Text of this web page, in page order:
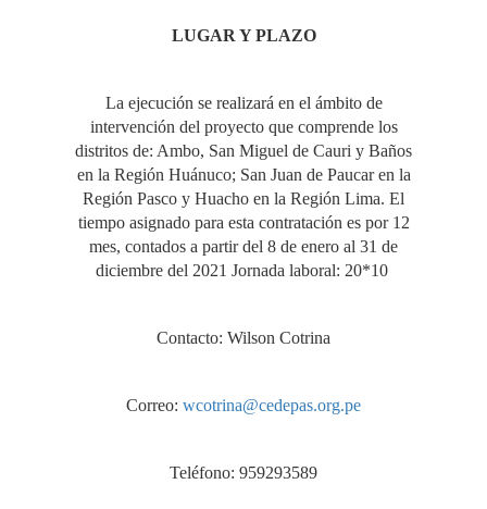
LUGAR Y PLAZO
La ejecución se realizará en el ámbito de
intervención del proyecto que comprende los
distritos de: Ambo, San Miguel de Cauri y Baños
en la Región Huánuco; San Juan de Paucar en la
Región Pasco y Huacho en la Región Lima. El
tiempo asignado para esta contratación es por 12
mes, contados a partir del 8 de enero al 31 de
diciembre del 2021 Jornada laboral: 20*10
Contacto: Wilson Cotrina
Correo: wcotrina@cedepas.org.pe
Teléfono: 959293589